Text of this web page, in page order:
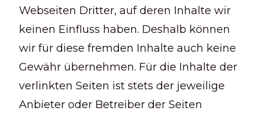
Webseiten Dritter, auf deren Inhalte wir
keinen Einfluss haben. Deshalb können
wir für diese fremden Inhalte auch keine
Gewähr übernehmen. Für die Inhalte der
verlinkten Seiten ist stets der jeweilige
Anbieter oder Betreiber der Seiten